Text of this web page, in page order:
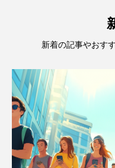
新着の記事やおす